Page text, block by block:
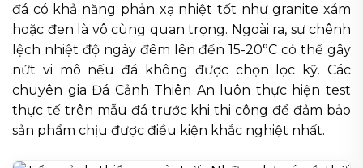
đá có khả năng phản xạ nhiệt tốt như granite xám
hoặc đen là vô cùng quan trọng. Ngoài ra, sự chênh
lệch nhiệt độ ngày đêm lên đến 15-20°C có thể gây
nứt vi mô nếu đá không được chọn lọc kỹ. Các
chuyên gia Đá Cảnh Thiên An luôn thực hiện test
thực tế trên mẫu đá trước khi thi công để đảm bảo
sản phẩm chịu được điều kiện khắc nghiệt nhất.